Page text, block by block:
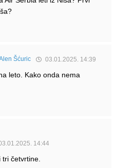
Šćuric 03.01.2025. 14:39
leto. Kako onda nema
14:44
tri četvrtine.